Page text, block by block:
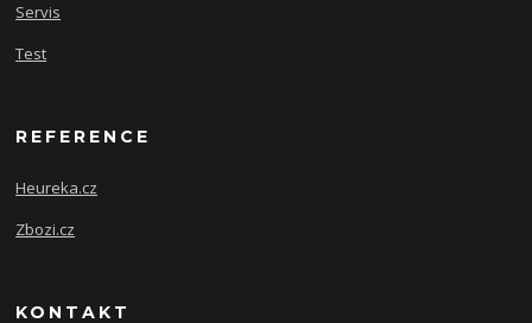
Servis
Test
REFERENCE
Heureka.cz
Zbozi.cz
KONTAKT